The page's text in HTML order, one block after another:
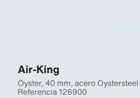
Air-King
Oyster, 40 mm, acero Oystersteel
Referencia126900